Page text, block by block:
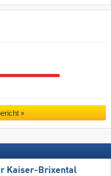
Kaiser-Brixental